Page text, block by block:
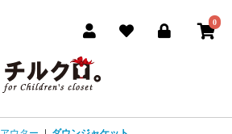
0